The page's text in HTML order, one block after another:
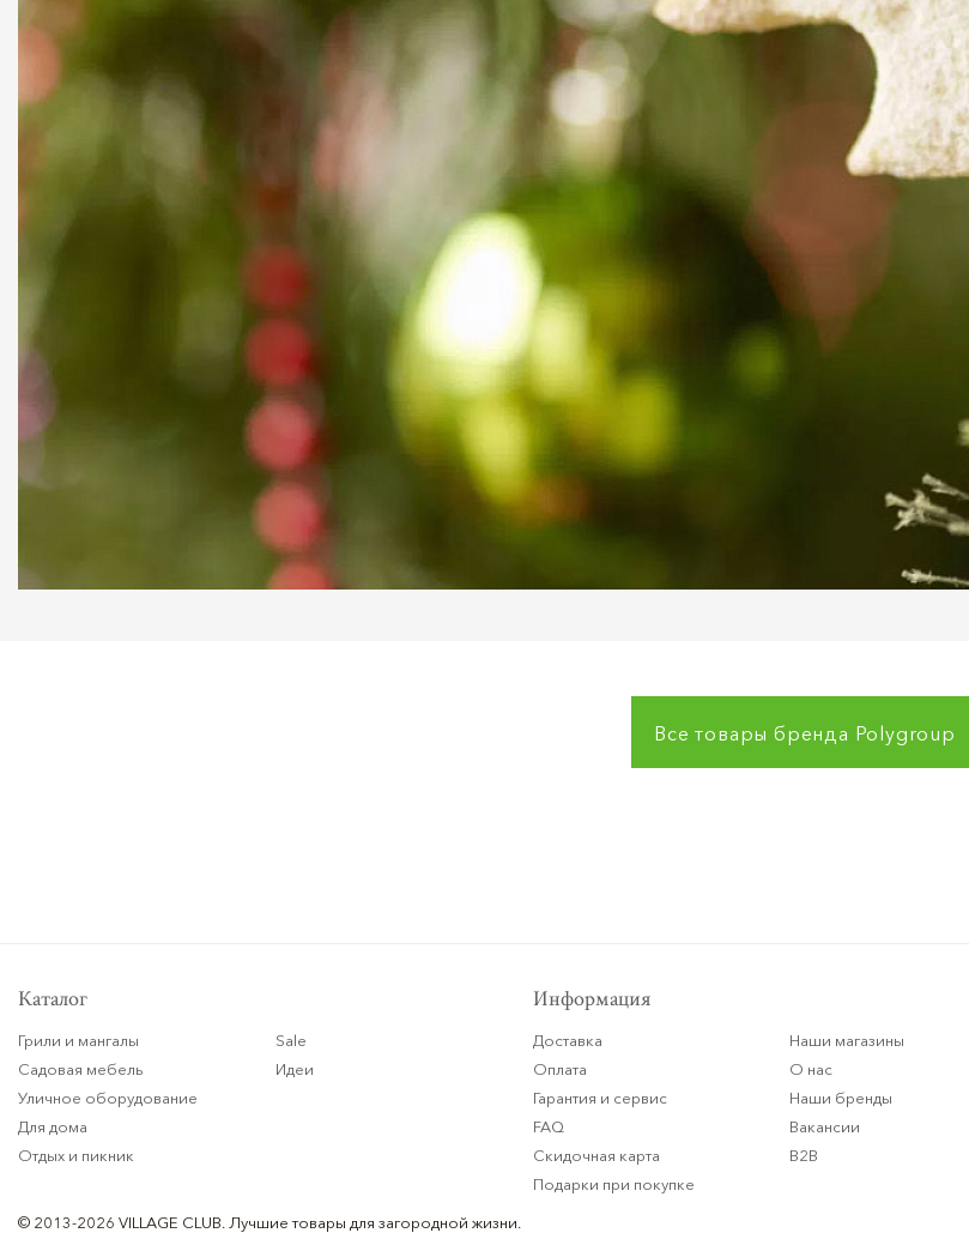
Все товары бренда Polygroup
Каталог
Грили и мангалы
Садовая мебель
Уличное оборудование
Для дома
Отдых и пикник
Sale
Идеи
Информация
Доставка
Оплата
Гарантия и сервис
FAQ
Скидочная карта
Подарки при покупке
Наши магазины
О нас
Наши бренды
Вакансии
B2B
© 2013-2026 VILLAGE CLUB. Лучшие товары для загородной жизни.